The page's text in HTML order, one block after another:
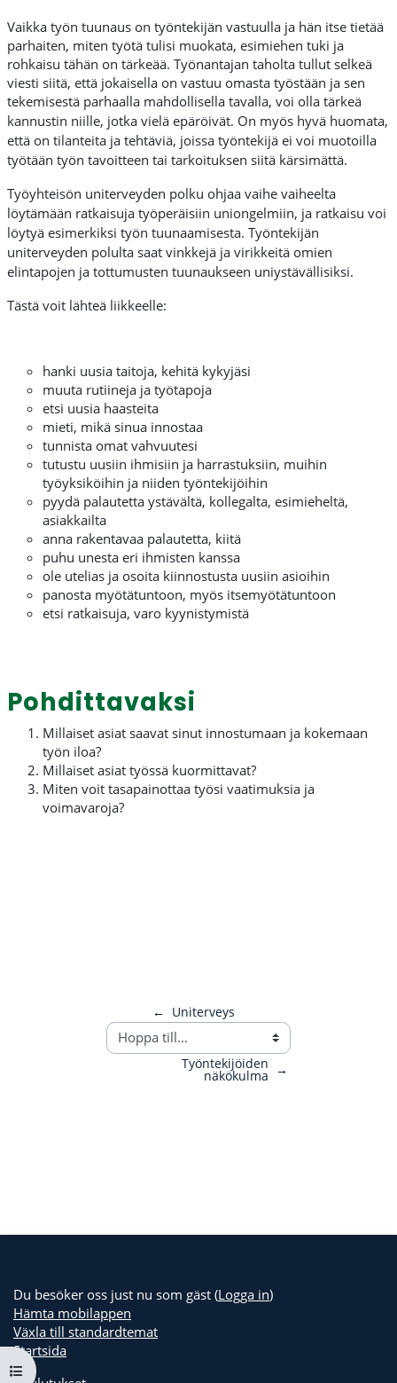
Öppna kursmenyn
Vaikka työn tuunaus on työntekijän vastuulla ja hän itse tietää
parhaiten, miten työtä tulisi muokata, esimiehen tuki ja
rohkaisu tähän on tärkeää. Työnantajan taholta tullut selkeä
viesti siitä, että jokaisella on vastuu omasta työstään ja sen
tekemisestä parhaalla mahdollisella tavalla, voi olla tärkeä
kannustin niille, jotka vielä epäröivät. On myös hyvä huomata,
että on tilanteita ja tehtäviä, joissa työntekijä ei voi muotoilla
työtään työn tavoitteen tai tarkoituksen siitä kärsimättä.
Työyhteisön uniterveyden polku ohjaa vaihe vaiheelta
löytämään ratkaisuja työperäisiin uniongelmiin, ja ratkaisu voi
löytyä esimerkiksi työn tuunaamisesta. Työntekijän
uniterveyden polulta saat vinkkejä ja virikkeitä omien
elintapojen ja tottumusten tuunaukseen uniystävällisiksi.
Tästä voit lähteä liikkeelle:
hanki uusia taitoja, kehitä kykyjäsi
muuta rutiineja ja työtapoja
etsi uusia haasteita
mieti, mikä sinua innostaa
tunnista omat vahvuutesi
tutustu uusiin ihmisiin ja harrastuksiin, muihin
työyksiköihin ja niiden työntekijöihin
pyydä palautetta ystävältä, kollegalta, esimieheltä,
asiakkailta
anna rakentavaa palautetta, kiitä
puhu unesta eri ihmisten kanssa
ole utelias ja osoita kiinnostusta uusiin asioihin
panosta myötätuntoon, myös itsemyötätuntoon
etsi ratkaisuja, varo kyynistymistä
Pohdittavaksi
Millaiset asiat saavat sinut innostumaan ja kokemaan
työn iloa?
Millaiset asiat työssä kuormittavat?
Miten voit tasapainottaa työsi vaatimuksia ja
voimavaroja?
← Uniterveys
→
Työntekijöiden
näkökulma
Du besöker oss just nu som gäst (Logga in)
Hämta mobilappen
Växla till standardtemat
Startsida